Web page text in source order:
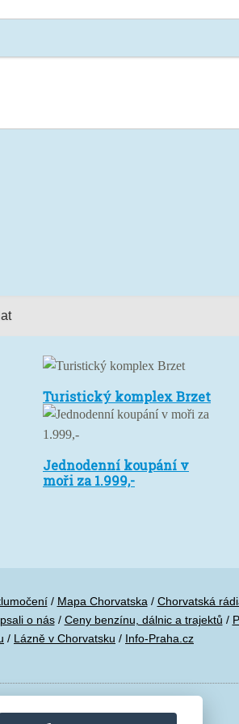
Turistický komplex Brzet
komplex
Jednodenní koupání v
moři za 1.999,-
koupání
/ Mapa Chorvatska / Chorvatská
o nás/ Ceny benzínu, dálnic a trajektů /
/ Lázně v Chorvatsku / Info-Praha.cz